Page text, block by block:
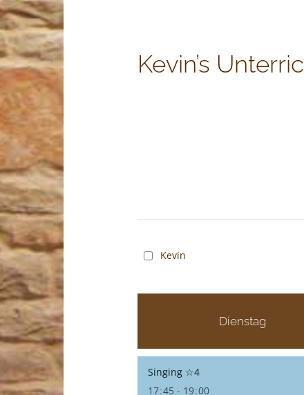
Kevin’s
Kevin
Dienstag
Singing ☆4
17:45 - 19:00